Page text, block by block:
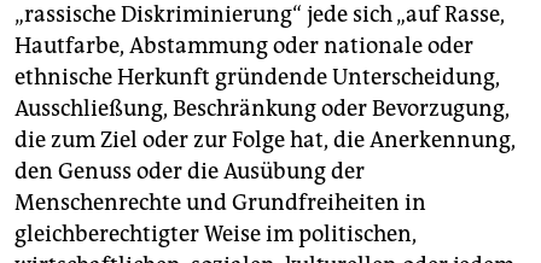
„rassische Diskriminierung“ jede sich „auf Rasse,
Hautfarbe, Abstammung oder nationale oder
ethnische Herkunft gründende Unterscheidung,
Ausschließung, Beschränkung oder Bevorzugung,
die zum Ziel oder zur Folge hat, die Anerkennung,
den Genuss oder die Ausübung der
Menschenrechte und Grundfreiheiten in
gleichberechtigter Weise im politischen,